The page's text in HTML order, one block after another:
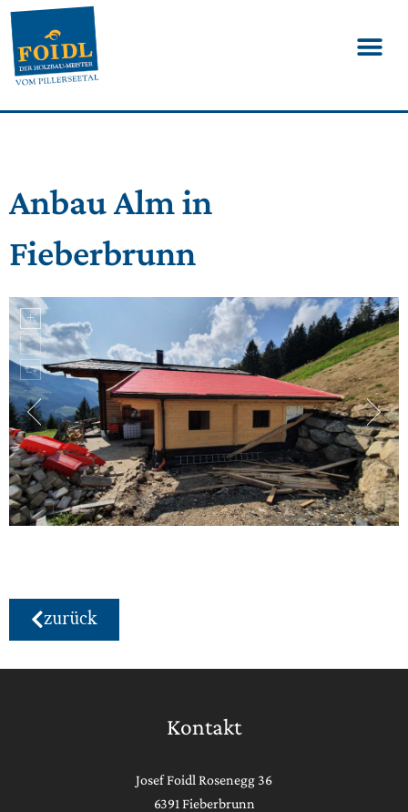
Anbau Alm in
Fieberbrunn
zurück
Kontakt
Josef Foidl Rosenegg 36
6391 Fieberbrunn